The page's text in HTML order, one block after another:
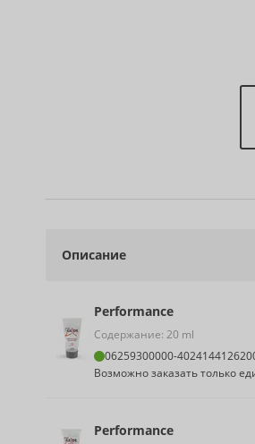
Описание
Performance
Содержание: 20 ml
06259300000-
Возможно заказать только
Performance